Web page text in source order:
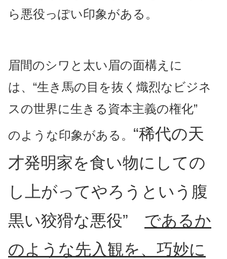
ら悪役っぽい印象がある。
眉間のシワと太い眉の面構えに
は、“生き馬の目を抜く熾烈なビジネ
スの世界に生きる資本主義の権化”
のような印象がある。 “稀代の天
才発明家を食い物にしての
し上がってやろうという腹
黒い狡猾な悪役” であるか
のような先入観を、巧妙に